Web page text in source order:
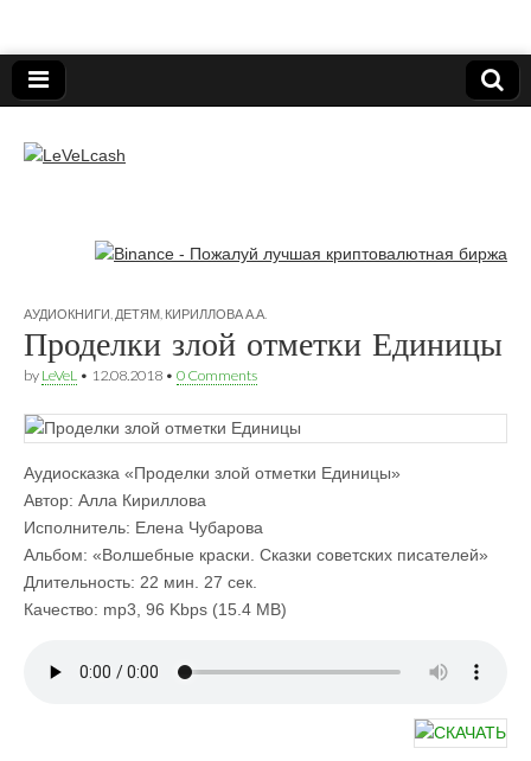
LeVeLcash
АУДИОКНИГИ ДЕТЯМ КИРИЛЛОВА А.А.
Проделки злой отметки Единицы
by LeVeL • 12.08.2018 • 0 Comments
Аудиосказка «Проделки злой отметки Единицы» 
Автор: Алла Кириллова
Исполнитель: Елена Чубарова
Альбом: «Волшебные краски. Сказки советских писателей»
Длительность: 22 мин. 27 сек.
Качество: mp3, 96 Kbps (15.4 MB)